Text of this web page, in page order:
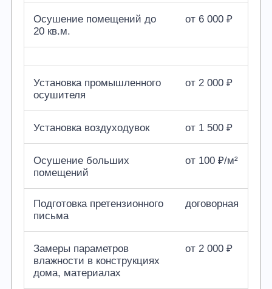
Осушение помещений до
20 кв.м.
от 6 000 ₽
Установка промышленного
осушителя
от 2 000 ₽
Установка воздуходувок от 1 500 ₽
Осушение больших
помещений
от 100 ₽/м²
Подготовка претензионного
письма
договорная
Замеры параметров
влажности в конструкциях
дома, материалах
от 2 000 ₽